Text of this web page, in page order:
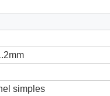
simples